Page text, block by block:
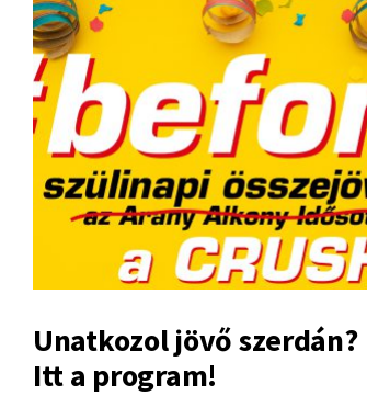
Unatkozol jövő szerdán?
Itt a program!